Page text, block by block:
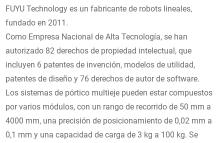
FUYU Technology es un fabricante de robots lineales,
fundado en 2011.
Como Empresa Nacional de Alta Tecnología, se han
autorizado 82 derechos de propiedad intelectual, que
incluyen 6 patentes de invención, modelos de utilidad,
patentes de diseño y 76 derechos de autor de software.
Los sistemas de pórtico multieje pueden estar compuestos
por varios módulos, con un rango de recorrido de 50 mm a
4000 mm, una precisión de posicionamiento de 0,02 mm a
0,1 mm y una capacidad de carga de 3 kg a 100 kg. Se